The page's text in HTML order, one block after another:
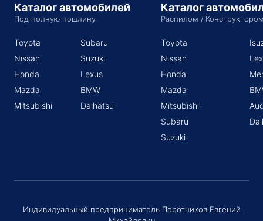
Каталог автомобилей
Под полную пошлину
Toyota
Nissan
Honda
Mazda
Mitsubishi
Subaru
Suzuki
Lexus
BMW
Daihatsu
Каталог
Распилом /
Toyota
Nissan
Honda
Mazda
Mitsubishi
Subaru
Suzuki
Индивидуальный предприниматель Поротников Евгений